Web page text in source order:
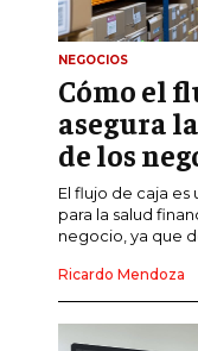
TRANSFORMACIÓN
ANALÍTICA
INTELLIGENCE
CIBERSEGURIDAD
ESTRATEGIA
EMPRESAS
NEGOCIACIÓN Y
CONFLICTOS
NEGOCIOS
Cómo el
asegura
de los
El flujo de caja
para la salud
negocio, ya que
Ricardo Mendoza